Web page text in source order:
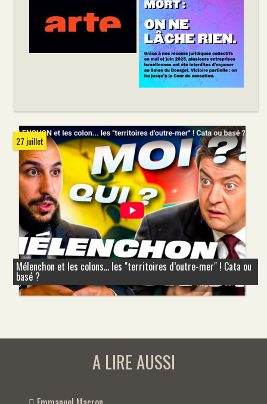
27 juillet
Mélenchon et les colons... les "territoires d’outre-mer" ! Cata ou
basé ?
A LIRE AUSSI